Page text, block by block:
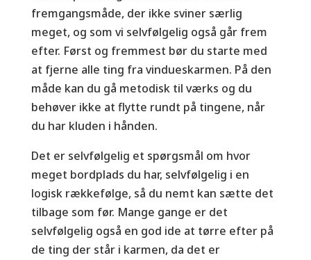
fremgangsmåde, der ikke sviner særlig
meget, og som vi selvfølgelig også går frem
efter. Først og fremmest bør du starte med
at fjerne alle ting fra vindueskarmen. På den
måde kan du gå metodisk til værks og du
behøver ikke at flytte rundt på tingene, når
du har kluden i hånden.
Det er selvfølgelig et spørgsmål om hvor
meget bordplads du har, selvfølgelig i en
logisk rækkefølge, så du nemt kan sætte det
tilbage som før. Mange gange er det
selvfølgelig også en god ide at tørre efter på
de ting der står i karmen, da det er